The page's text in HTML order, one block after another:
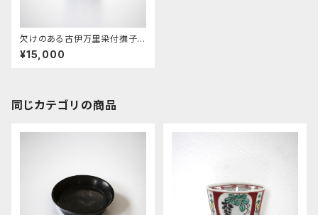
欠けのある古伊万里染付撫子
文半筒輪花猪口 d7.4cm Chi
pped Imari Blue and White
¥15,000
同じカテゴリの商品